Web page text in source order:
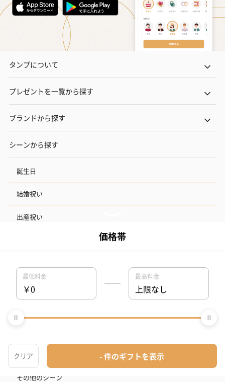
タンプについて
プレゼントを一覧から探す
ブランドから探す
シーンから探す
誕生日
結婚祝い
出産祝い
結婚記念日
出産内祝い
その他のシーン